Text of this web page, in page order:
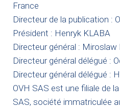
France
Directeur de la publication :
Président : Henryk KLABA
Directeur général : Miroslaw
Directeur général délégué :
Directeur général délégué :
OVH SAS est une filiale de
SAS, société immatriculée